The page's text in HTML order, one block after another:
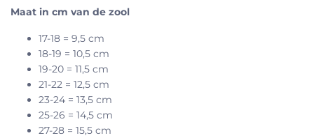
Maat in cm van de zool
17-18 = 9,5 cm
18-19 = 10,5 cm
19-20 = 11,5 cm
21-22 = 12,5 cm
23-24 = 13,5 cm
25-26 = 14,5 cm
27-28 = 15,5 cm